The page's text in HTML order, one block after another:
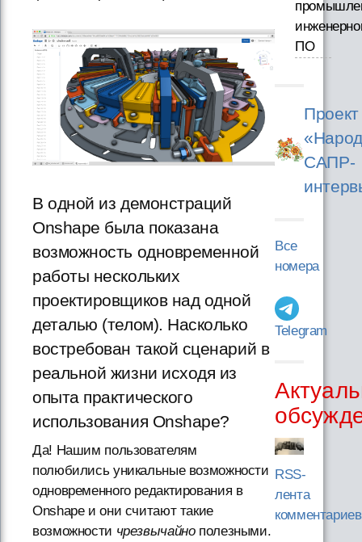
В одной из демонстраций
Onshape была показана
возможность одновременной
работы нескольких
проектировщиков над одной
деталью (телом). Насколько
востребован такой сценарий в
реальной жизни исходя из
опыта практического
использования Onshape?
Да! Нашим пользователям
полюбились уникальные возможности
одновременного редактирования в
Onshape и они считают такие
возможности чрезвычайнополезными.
ПО
Проект
САПР-
Все
номера
Telegram
RSS-
лента
комментариев